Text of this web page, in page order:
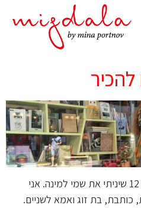
להכיר
נעים מאד, מיגדלה זו אני. בגיל 12 שיניתי את שמי למינה. אני
בת זוג ואמא לשניים.